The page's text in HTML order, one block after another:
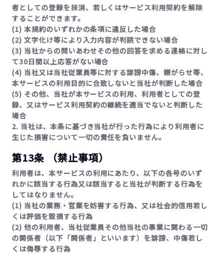
者としての登録を抹消、若しくはサービス利用契約を解除
することができます。
(1) 本規約のいずれかの条項に違反した場合
(2) 文字化け等により入力内容が判読できない場合
(3) 当社からの問いあわせその他の回答を求める連絡に対し
て30日間以上応答がない場合
(4) 当社又は当社従業員等に対する誹謗中傷、嫌がらせ等、
本サービスの利用目的に合致しないと当社が判断した場合
(5) その他、当社が本サービスの利用、利用者としての登
録、又はサービス利用契約の継続を適当でないと判断した
場合
2. 当社は、本条に基づき当社が行った行為により利用者に
生じた損害について一切の責任を負いません。
第13条 （禁止事項）
利用者は、本サービスの利用にあたり、以下の各号のいず
れかに該当する行為又は該当すると当社が判断する行為を
してはなりません。
(1) 当社の業務・営業を妨害する行為、又は社会的信用若し
くは評価を毀損する行為
(2) 他の利用者、当社従業員その他当社の事業に関わる一切
の関係者（以下「関係者」といいます）を誹謗、中傷若し
くは侮辱する行為